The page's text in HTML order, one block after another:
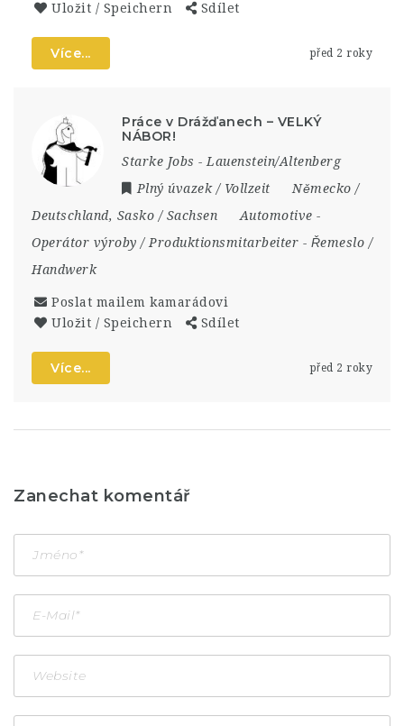
Uložit / Speichern
Sdílet
Více... před 2 roky
Práce v Drážďanech – VELKÝ
NÁBOR!
Starke Jobs - Lauenstein/Altenberg
Plný úvazek / Vollzeit
Německo /
Deutschland, Sasko / Sachsen Automotive -
Operátor výroby / Produktionsmitarbeiter - Řemeslo /
Handwerk
Poslat mailem kamarádovi
Uložit / Speichern
Sdílet
Více... před 2 roky
Zanechat komentář